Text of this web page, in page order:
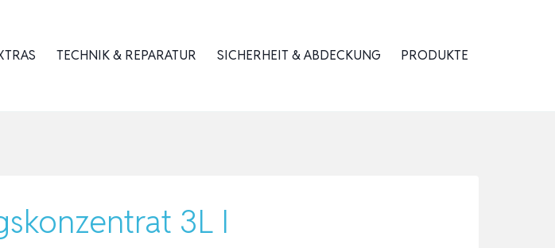
TECHNIK & REPARATUR SICHERHEIT & ABDECKUNG PRODUKTE
3L I